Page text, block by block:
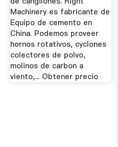
Machinery es fabricante de
Equipo de cemento en
China. Podemos proveer
hornos rotativos, cyclones
colectores de polvo,
molinos de carbon a
viento,... Obtener precio